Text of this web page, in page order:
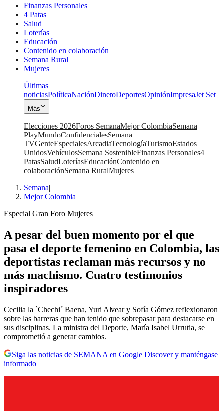
Finanzas Personales
4 Patas
Salud
Loterías
Educación
Contenido en colaboración
Semana Rural
Mujeres
Últimas
noticiasPolíticaNaciónDineroDeportesOpiniónImpresaJet Set
Más
Elecciones 2026Foros SemanaMejor ColombiaSemana
PlayMundoConfidencialesSemana
TVGenteEspecialesArcadiaTecnologíaTurismoEstados
UnidosVehículosSemana SostenibleFinanzas Personales4
PatasSaludLoteríasEducaciónContenido en
colaboraciónSemana RuralMujeres
Semana|
Mejor Colombia
Especial Gran Foro Mujeres
A pesar del buen momento por el que
pasa el deporte femenino en Colombia, las
deportistas reclaman más recursos y no
más machismo. Cuatro testimonios
inspiradores
Cecilia la `Chechi´ Baena, Yuri Alvear y Sofía Gómez reflexionaron
sobre las barreras que han tenido que sobrepasar para destacarse en
sus disciplinas. La ministra del Deporte, María Isabel Urrutia, se
comprometió a generar cambios.
Siga las noticias de SEMANA en Google Discover y manténgase
informado